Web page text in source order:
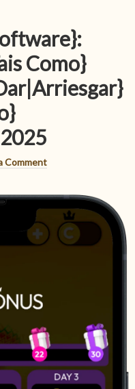
Como}
Comment